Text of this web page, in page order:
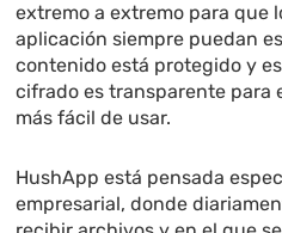
extremo a extremo para que
aplicación siempre puedan
contenido está protegido y
cifrado es transparente para
más fácil de usar.
HushApp está pensada
empresarial, donde